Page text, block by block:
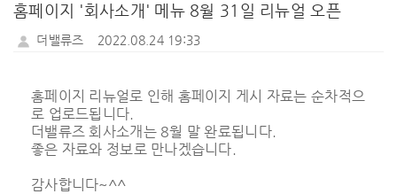
홈페이지 '회사소개' 메뉴 8월 31일 리뉴얼 오픈
더밸류즈 2022.08.24 19:33
홈페이지 리뉴얼로 인해 홈페이지 게시 자료는 순차적으
로 업로드됩니다.
더밸류즈 회사소개는 8월 말 완료됩니다.
좋은 자료와 정보로 만나겠습니다.
감사합니다~^^